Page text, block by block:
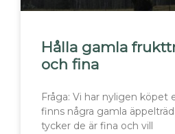
Hålla gamla
och fina
Fråga: Vi har nyligen köpet
finns några gamla
tycker de är fina och vill